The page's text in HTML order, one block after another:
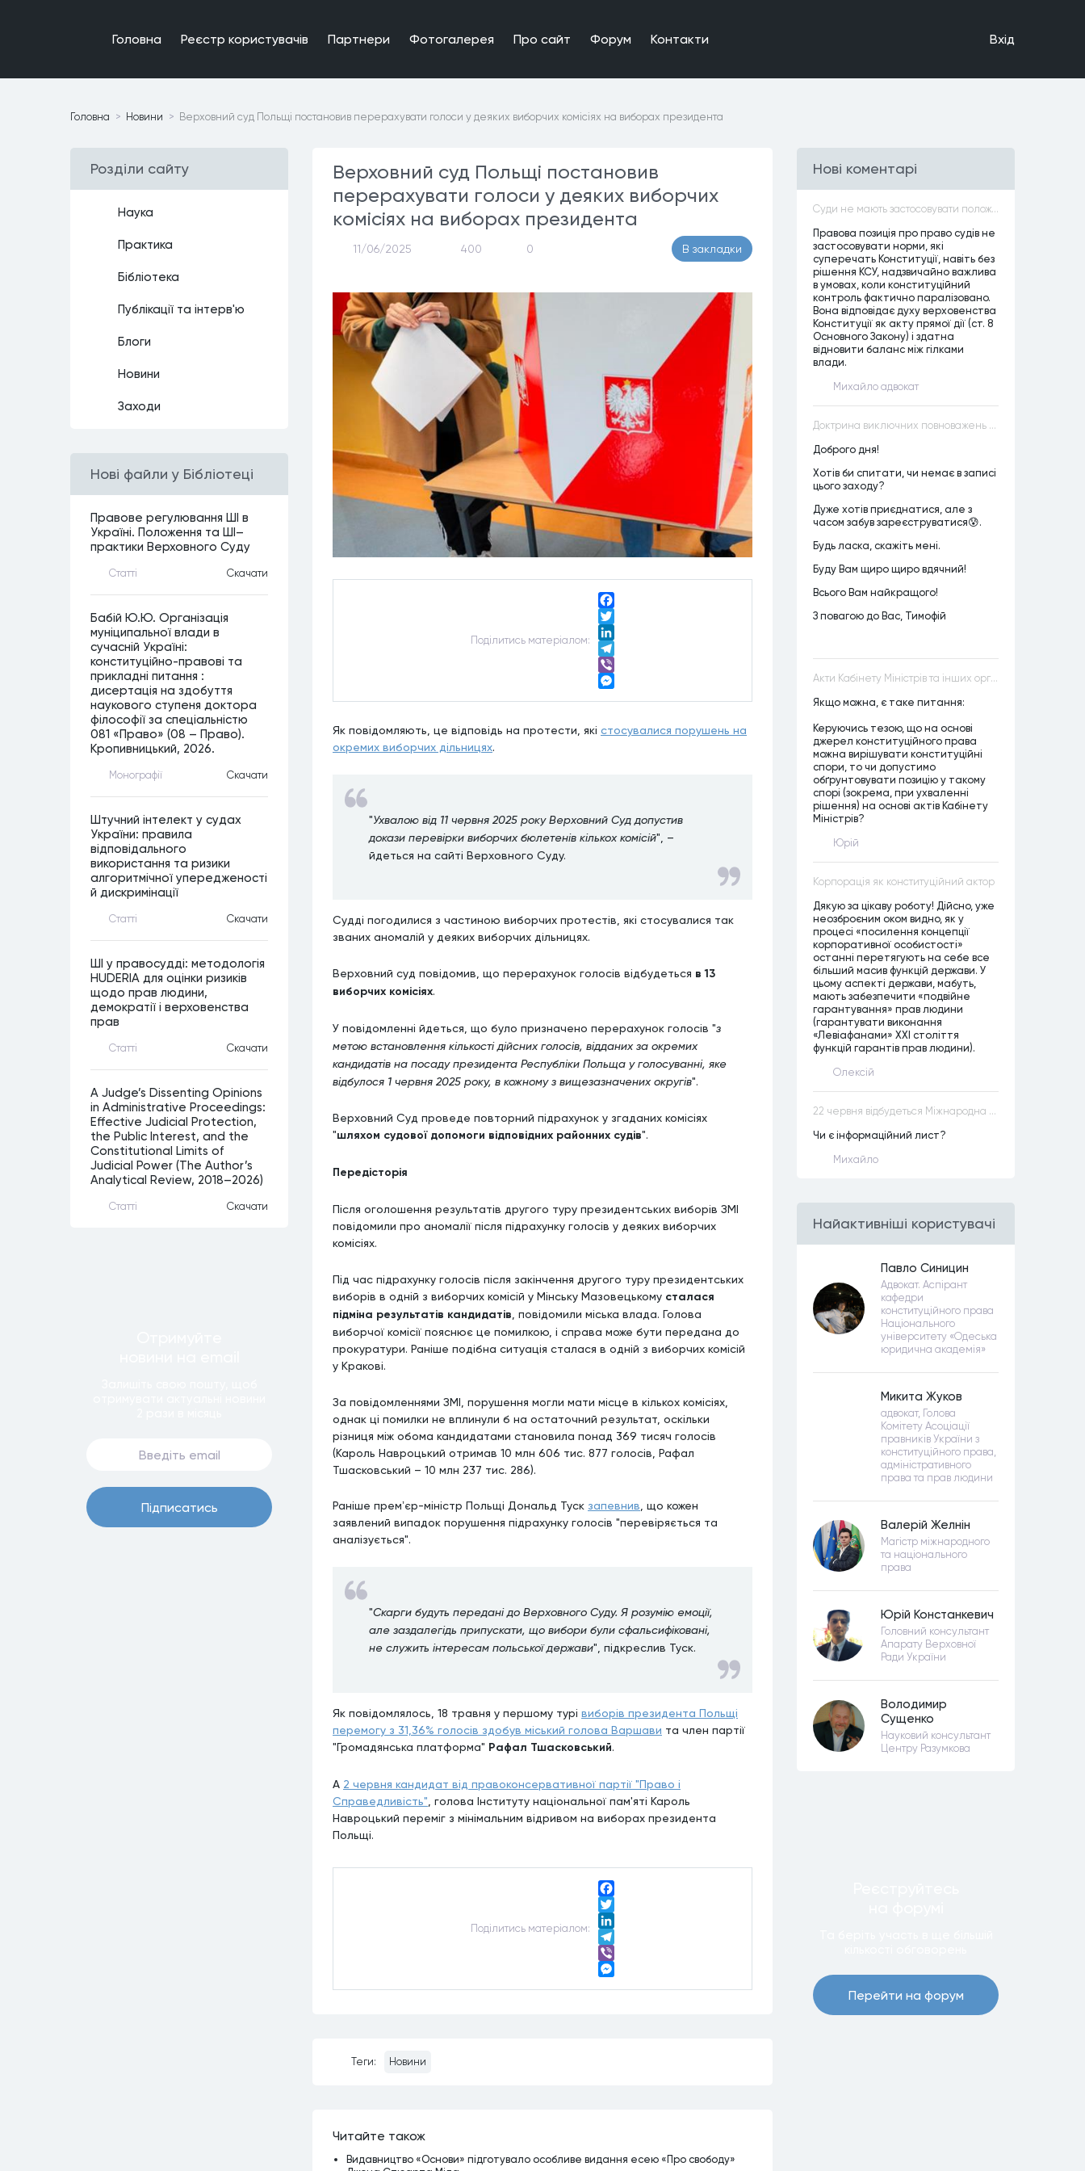
Головна Реєстр користувачiв Партнери Фотогалерея Про сайт Форум Контакти Вхiд
Головна Новини Верховний суд Польщі постановив перерахувати голоси у деяких виборчих комісіях на виборах президента
Роздiли сайту
Наука
Практика
Бiблiотека
Публiкацiї та iнтерв'ю
Блоги
Новини
Заходи
Нові файли у Бібліотеці
Правове регулювання ШІ в
Україні. Положення та ШІ–
практики Верховного Суду
Статтi Скачати
Бабій Ю.Ю. Організація
муніципальної влади в
сучасній Україні:
конституційно-правові та
прикладні питання :
дисертація на здобуття
наукового ступеня доктора
філософії за спеціальністю
081 «Право» (08 – Право).
Кропивницький, 2026.
Монографiї Скачати
Штучний інтелект у судах
України: правила
відповідального
використання та ризики
алгоритмічної упередженості
й дискримінації
Статтi Скачати
ШІ у правосудді: методологія
HUDERIA для оцінки ризиків
щодо прав людини,
демократії і верховенства
прав
Статтi Скачати
A Judge’s Dissenting Opinions
in Administrative Proceedings:
Effective Judicial Protection,
the Public Interest, and the
Constitutional Limits of
Judicial Power (The Author’s
Analytical Review, 2018–2026)
Статтi Скачати
Пiдписатись
Верховний суд Польщі постановив
перерахувати голоси у деяких виборчих
комісіях на виборах президента
11/06/2025 400 0 В закладки
Подiлитись матерiалом:
Facebook
Twitter
LinkedIn
Telegram
Viber
Як повідомляють, це відповідь на протести, які стосувалися порушень на
окремих виборчих дільницях.
"Ухвалою від 11 червня 2025 року Верховний Суд допустив
докази перевірки виборчих бюлетенів кількох комісій", –
йдеться на сайті Верховного Суду.
Судді погодилися з частиною виборчих протестів, які стосувалися так
званих аномалій у деяких виборчих дільницях.
Верховний суд повідомив, що перерахунок голосів відбудеться в 13
виборчих комісіях.
У повідомленні йдеться, що було призначено перерахунок голосів "з
метою встановлення кількості дійсних голосів, відданих за окремих
кандидатів на посаду президента Республіки Польща у голосуванні, яке
відбулося 1 червня 2025 року, в кожному з вищезазначених округів".
Верховний Суд проведе повторний підрахунок у згаданих комісіях
"шляхом судової допомоги відповідних районних судів".
Передісторія
Після оголошення результатів другого туру президентських виборів ЗМІ
повідомили про аномалії після підрахунку голосів у деяких виборчих
комісіях.
Під час підрахунку голосів після закінчення другого туру президентських
виборів в одній з виборчих комісій у Мінську Мазовецькому сталася
підміна результатів кандидатів , повідомили міська влада. Голова
виборчої комісії пояснює це помилкою, і справа може бути передана до
прокуратури. Раніше подібна ситуація сталася в одній з виборчих комісій
у Кракові.
За повідомленнями ЗМІ, порушення могли мати місце в кількох комісіях,
однак ці помилки не вплинули б на остаточний результат, оскільки
різниця між обома кандидатами становила понад 369 тисяч голосів
(Кароль Навроцький отримав 10 млн 606 тис. 877 голосів, Рафал
Тшасковський – 10 млн 237 тис. 286).
Раніше премʼєр-міністр Польщі Дональд Туск запевнив , що кожен
заявлений випадок порушення підрахунку голосів "перевіряється та
аналізується".
"Скарги будуть передані до Верховного Суду. Я розумію емоції,
але заздалегідь припускати, що вибори були сфальсифіковані,
не служить інтересам польської держави", підкреслив Туск.
Як повідомлялось, 18 травня у першому турі виборів президента Польщі
перемогу з 31,36% голосів здобув міський голова Варшави та член партії
"Громадянська платформа" Рафал Тшасковський.
А 2 червня кандидат від правоконсервативної партії "Право і
Справедливість" , голова Інституту національної пам'яті Кароль
Навроцький переміг з мінімальним відривом на виборах президента
Польщі.
Подiлитись матерiалом:
Facebook
Twitter
LinkedIn
Telegram
Viber
Теги: Новини
Читайте також
Видавництво «Основи» підготувало особливе видання есею «Про свободу»
Нові коментарі
Суди не мають застосовувати положення законів, які не відповідають Конституції, незалежно від того, чи визнавалися вони Конституційним Судом України неконституційними, тобто закони, що суперечать Конституції України не можуть застосовуватися навіть у випадках, коли вони є чинними
Правова позиція про право судів не
застосовувати норми, які
суперечать Конституції, навіть без
рішення КСУ, надзвичайно важлива
в умовах, коли конституційний
контроль фактично паралізовано.
Вона відповідає духу верховенства
Конституції як акту прямої дії (ст. 8
Основного Закону) і здатна
відновити баланс між гілками
влади.
Михайло адвокат
Доктрина виключних повноважень VS Доктрина прихованих повноважень
Доброго дня!
Хотів би спитати, чи немає в записі
цього заходу?
Дуже хотів приєднатися, але з
часом забув зареєструватися😰.
Будь ласка, скажіть мені.
Буду Вам щиро щиро вдячний!
Всього Вам найкращого!
З повагою до Вас, Тимофій
Акти Кабінету Міністрів та інших органів державної влади як джерела конституційного права
Якщо можна, є таке питання:
Керуючись тезою, що на основі
джерел конституційного права
можна вирішувати конституційні
спори, то чи допустимо
обґрунтовувати позицію у такому
спорі (зокрема, при ухваленні
рішення) на основі актів Кабінету
Міністрів?
Юрій
Корпорація як конституційний актор
Дякую за цікаву роботу! Дійсно, уже
неозброєним оком видно, як у
процесі «посилення концепції
корпоративної особистості»
останні перетягують на себе все
більший масив функцій держави. У
цьому аспекті держави, мабуть,
мають забезпечити «подвійне
гарантування» прав людини
(гарантувати виконання
«Левіафанами» ХХІ століття
функцій гарантів прав людини).
Олексій
22 червня відбудеться Міжнародна науково-практична конференція “Конституційна демократія в умовах загроз територіальній цілісності та національній безпеці”
Чи є інформаційний лист?
Михайло
Найактивнiшi користувачi
Павло Синицин
Адвокат. Аспірант
кафедри
конституційного права
Національного
університету «Одеська
юридична академія»
Микита Жуков
адвокат, Голова
Комітету Асоціації
правників України з
конституційного права,
адміністративного
права та прав людини
Валерій Желнін
Магістр міжнародного
та національного
права
Юрій Констанкевич
Головний консультант
Апарату Верховної
Ради України
Володимир
Сущенко
Науковий консультант
Центру Разумкова
Перейти на форум